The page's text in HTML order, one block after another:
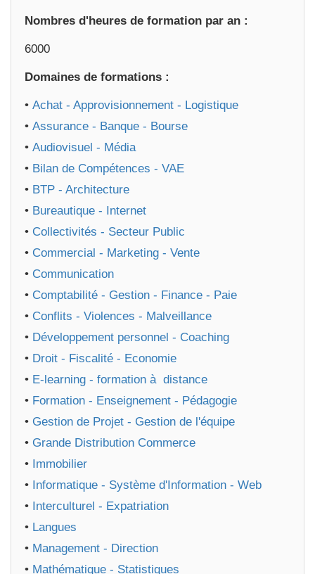
Nombres d'heures de formation par an :
6000
Domaines de formations :
• Achat - Approvisionnement - Logistique
• Assurance - Banque - Bourse
• Audiovisuel - Média
• Bilan de Compétences - VAE
• BTP - Architecture
• Bureautique - Internet
• Collectivités - Secteur Public
• Commercial - Marketing - Vente
• Communication
• Comptabilité - Gestion - Finance - Paie
• Conflits - Violences - Malveillance
• Développement personnel - Coaching
• Droit - Fiscalité - Economie
• E-learning - formation à distance
• Formation - Enseignement - Pédagogie
• Gestion de Projet - Gestion de l'équipe
• Grande Distribution Commerce
• Immobilier
• Informatique - Système d'Information - Web
• Interculturel - Expatriation
• Langues
• Management - Direction
• Mathématique - Statistiques